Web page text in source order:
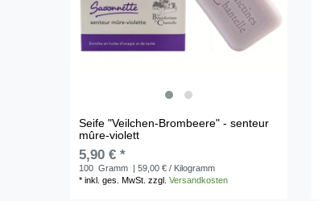
Seife "Veilchen-Brombeere" - senteur
mûre-violett
5,90 € *
100 Gramm | 59,00 € / Kilogramm
*inkl. ges. MwSt. zzgl.Versandkosten